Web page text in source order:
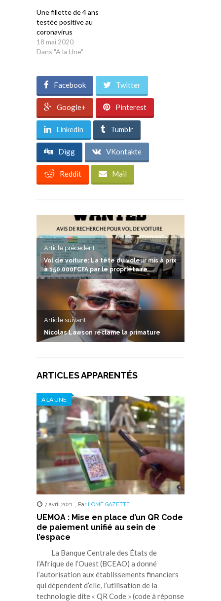
Une fillette de 4 ans
testée positive au
coronavirus
18 mai 2020
Dans "A la Une"
Facebook Twitter
Google+ Pinterest
Linkedin Tumblr
Digg VKontakte
Reddit Mail
Article précedent
Vol de voiture: La tête du voleur mis à prix
à 150.000FCFA par le propriétaire
Article suivant
Nicolas Lawson réclame la primature
ARTICLES APPARENTÉS
A LA UNE
7 avril 2021 , Par LOME GAZETTE
UEMOA : Mise en place d’un QR Code
de paiement unifié au sein de
l’espace
La Banque Centrale des États de
l’Afrique de l’Ouest (BCEAO) a donné
l’autorisation aux établissements financiers
qui dépendent d’elle, l’utilisation de la
technologie dite « QR Code » (code à réponse